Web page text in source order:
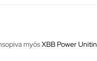
myösXBB Power Unitin